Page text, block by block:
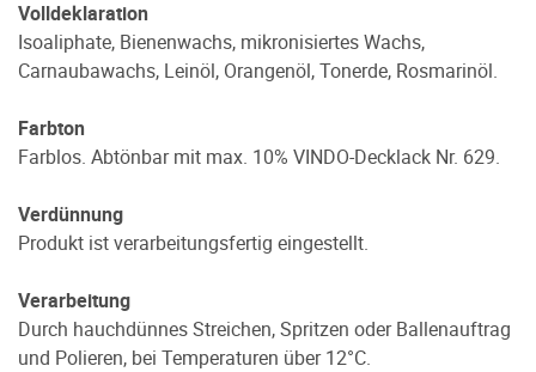
Volldeklaration
Isoaliphate, Bienenwachs, mikronisiertes Wachs,
Carnaubawachs, Leinöl, Orangenöl, Tonerde, Rosmarinöl.
Farbton
Farblos. Abtönbar mit max. 10% VINDO-Decklack Nr. 629.
Verdünnung
Produkt ist verarbeitungsfertig eingestellt.
Verarbeitung
Durch hauchdünnes Streichen, Spritzen oder Ballenauftrag
und Polieren, bei Temperaturen über 12°C.